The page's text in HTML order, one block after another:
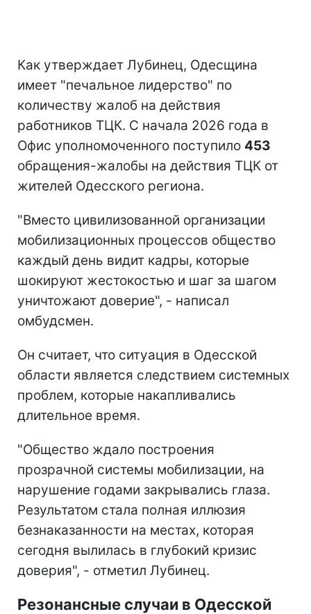
Как утверждает Лубинец, Одесщина
имеет "печальное лидерство" по
количеству жалоб на действия
работников ТЦК. С начала 2026 года в
Офис уполномоченного поступило 453
обращения-жалобы на действия ТЦК от
жителей Одесского региона.
"Вместо цивилизованной организации
мобилизационных процессов общество
каждый день видит кадры, которые
шокируют жестокостью и шаг за шагом
уничтожают доверие", - написал
омбудсмен.
Он считает, что ситуация в Одесской
области является следствием системных
проблем, которые накапливались
длительное время.
"Общество ждало построения
прозрачной системы мобилизации, на
нарушение годами закрывались глаза.
Результатом стала полная иллюзия
безнаказанности на местах, которая
сегодня вылилась в глубокий кризис
доверия", - отметил Лубинец.
Резонансные случаи в Одесской